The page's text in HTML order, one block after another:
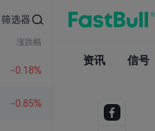
筛选器
涨跌幅
-0.18%
-0.85%
搜索
资讯 信号